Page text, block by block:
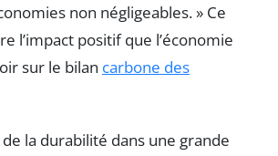
non négligeables. » Ce
l’impact positif que l’économie
sur le bilan carbone des
la durabilité dans une grande